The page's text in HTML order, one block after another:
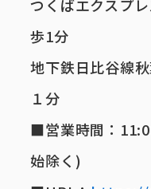
つくばエクスプ
歩1分
地下鉄日比谷線
１分
■営業時間：
始除く)